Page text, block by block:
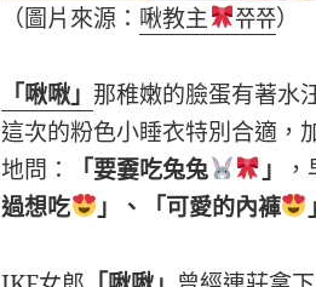
（圖片來源： 啾教主 쮸쮸）
「啾啾」 那稚嫩的臉蛋有著水
這次的粉色小睡衣特別合適，
地問：
「要嫑吃兔兔 」
過想吃
」、「可愛的內褲